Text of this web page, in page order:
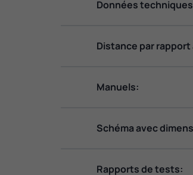
Données
Distance par rapport
Manuels:
Schéma avec
Rapports de tests: